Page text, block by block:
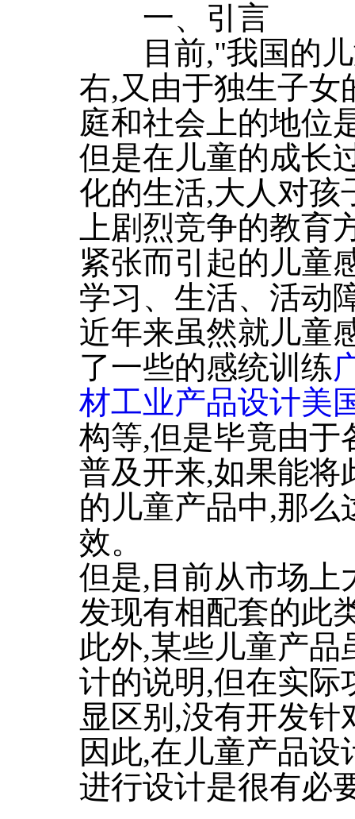
一、引言
目前,"我国的儿
右,又由于独生子女
庭和社会上的地位
但是在儿童的成长
化的生活,大人对孩
上剧烈竞争的教育
紧张而引起的儿童
学习、生活、活动
近年来虽然就儿童
了一些的感统训练
材工业产品设计美
构等,但是毕竟由于
普及开来,如果能将
的儿童产品中,那么
效。
但是,目前从市场上
发现有相配套的此
此外,某些儿童产
计的说明,但在实际
显区别,没有开发
因此,在儿童产品
进行设计是很有必